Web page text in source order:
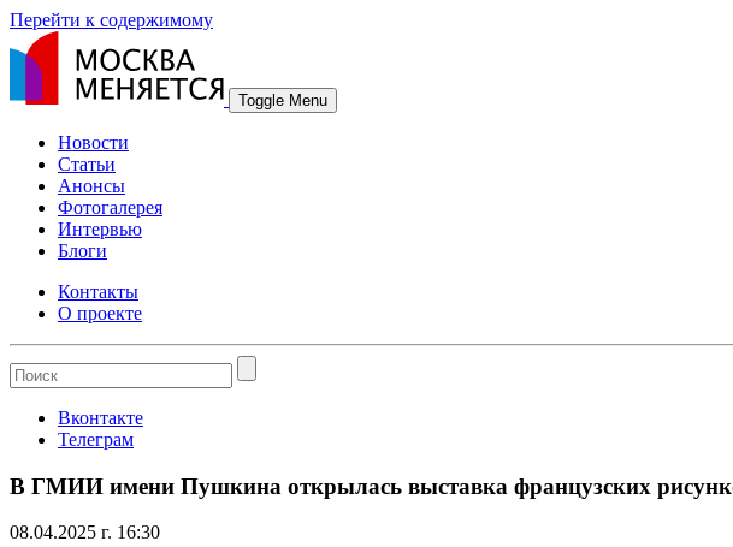
Перейти к содержимому
Toggle Menu
Новости
Статьи
Анонсы
Фотогалерея
Интервью
Блоги
Контакты
О проекте
Вконтакте
Телеграм
В ГМИИ имени Пушкина открылась выставка французских
08.04.2025 г. 16:30